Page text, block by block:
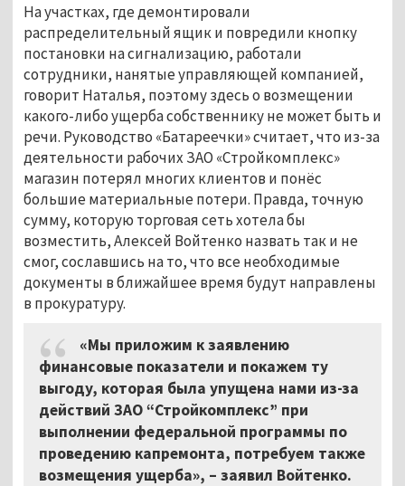
На участках, где демонтировали
распределительный ящик и повредили кнопку
постановки на сигнализацию, работали
сотрудники, нанятые управляющей компанией,
говорит Наталья, поэтому здесь о возмещении
какого-либо ущерба собственнику не может быть и
речи. Руководство «Батареечки» считает, что из-за
деятельности рабочих ЗАО «Стройкомплекс»
магазин потерял многих клиентов и понёс
большие материальные потери. Правда, точную
сумму, которую торговая сеть хотела бы
возместить, Алексей Войтенко назвать так и не
смог, сославшись на то, что все необходимые
документы в ближайшее время будут направлены
в прокуратуру.
«Мы приложим к заявлению
финансовые показатели и покажем ту
выгоду, которая была упущена нами из-за
действий ЗАО “Стройкомплекс” при
выполнении федеральной программы по
проведению капремонта, потребуем также
возмещения ущерба», – заявил Войтенко.